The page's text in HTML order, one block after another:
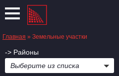
Главная » ​Земельные участки
-> Районы
Выберите из списка